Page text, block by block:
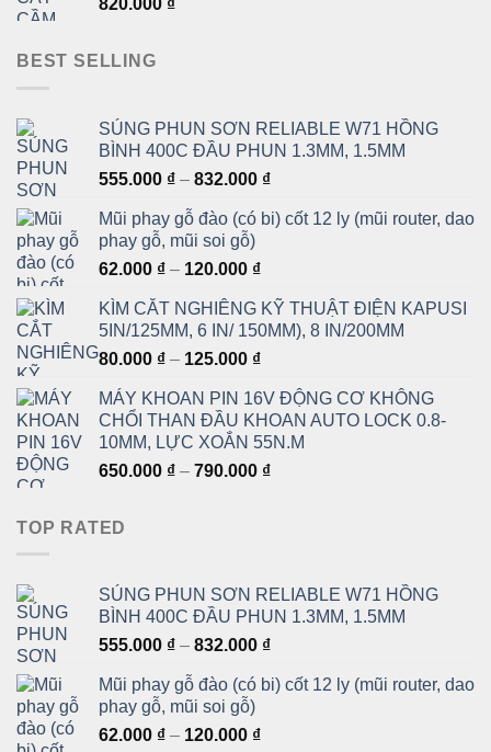
820.000 ₫
BEST SELLING
SÚNG PHUN SƠN RELIABLE W71 HỒNG
BÌNH 400C ĐẦU PHUN 1.3MM, 1.5MM
555.000 ₫ – 832.000 ₫Khoảng
từ
Mũi phay gỗ đào (có bi) cốt 12 ly (mũi router, dao
phay gỗ, mũi soi gỗ)
62.000 ₫ – 120.000 ₫Khoảng
từ
62.000 ₫
đến
KÌM CẮT NGHIÊNG KỸ THUẬT ĐIỆN KAPUSI
5IN/125MM, 6 IN/ 150MM), 8 IN/200MM
80.000 ₫ – 125.000 ₫Khoảng
từ
80.000 ₫
đến
125.000 ₫
MÁY KHOAN PIN 16V ĐỘNG CƠ KHÔNG
CHỔI THAN ĐẦU KHOAN AUTO LOCK 0.8-
10MM, LỰC XOẮN 55N.M
650.000 ₫ – 790.000 ₫Khoảng
790.000 ₫
TOP RATED
SÚNG PHUN SƠN RELIABLE W71 HỒNG
BÌNH 400C ĐẦU PHUN 1.3MM, 1.5MM
555.000 ₫ – 832.000 ₫Khoảng
từ
Mũi phay gỗ đào (có bi) cốt 12 ly (mũi router, dao
phay gỗ, mũi soi gỗ)
62.000 ₫ – 120.000 ₫Khoảng